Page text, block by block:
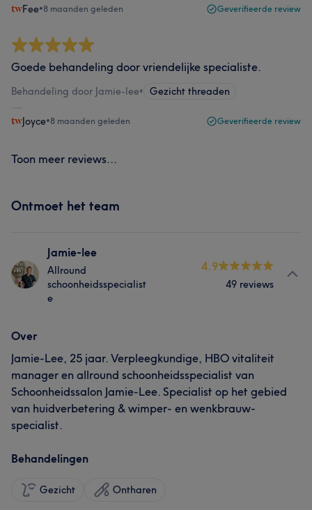
Fee•8 maanden geleden Geverifieerde review
Goede behandeling door vriendelijke specialiste.
Behandeling door Jamie-lee• Gezicht threaden
Joyce•8 maanden geleden Geverifieerde review
Toon meer reviews...
Ontmoet het team
Jamie-lee
Allround
schoonheidsspecialist
e
4.9
49 reviews
Over
Jamie-Lee, 25 jaar. Verpleegkundige, HBO vitaliteit
manager en allround schoonheidsspecialist van
Schoonheidssalon Jamie-Lee. Specialist op het gebied
van huidverbetering & wimper- en wenkbrauw-
specialist.
Behandelingen
Gezicht Ontharen